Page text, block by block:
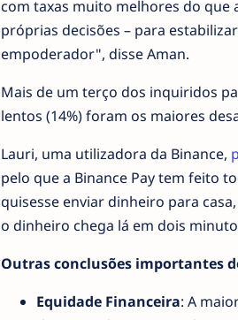
com taxas muito melhores do que
próprias decisões – para
empoderador", disse Aman.
Mais de um terço dos inquiridos
lentos (14%) foram os maiores
Lauri, uma utilizadora da Binance,
pelo que a Binance Pay tem feito
quisesse enviar dinheiro para
o dinheiro chega lá em dois
Outras conclusões importantes
Equidade Financeira: A